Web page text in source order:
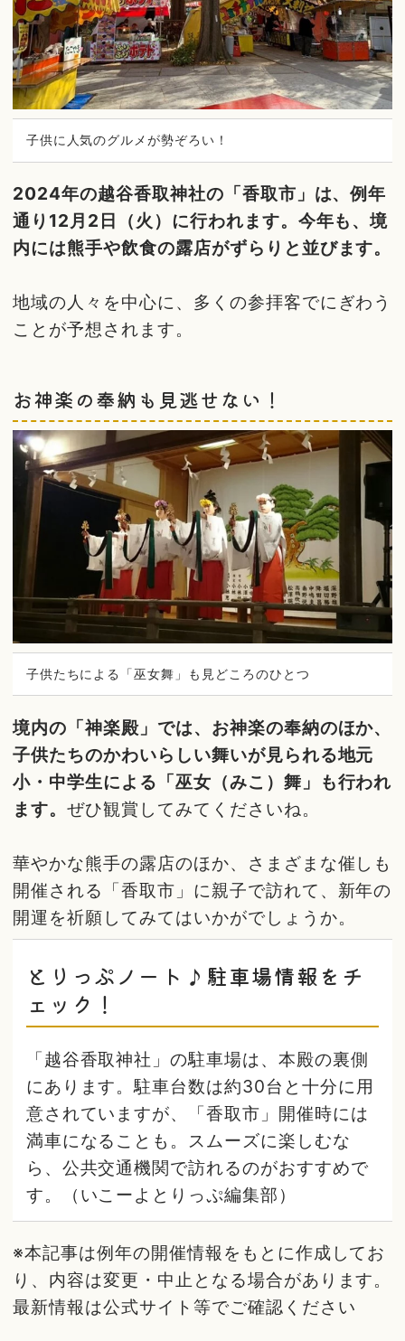
子供に人気のグルメが勢ぞろい！
2024年の越谷香取神社の「香取市」は、例年
通り12月2日（火）に行われます。今年も、境
内には熊手や飲食の露店がずらりと並びます。
地域の人々を中心に、多くの参拝客でにぎわう
ことが予想されます。
お神楽の奉納も見逃せない！
子供たちによる「巫女舞」も見どころのひとつ
境内の「神楽殿」では、お神楽の奉納のほか、
子供たちのかわいらしい舞いが見られる地元
小・中学生による「巫女（みこ）舞」も行われ
ます。ぜひ観賞してみてくださいね。
華やかな熊手の露店のほか、さまざまな催しも
開催される「香取市」に親子で訪れて、新年の
開運を祈願してみてはいかがでしょうか。
とりっぷノート♪駐車場情報をチ
ェック！
「越谷香取神社」の駐車場は、本殿の裏側
にあります。駐車台数は約30台と十分に用
意されていますが、「香取市」開催時には
満車になることも。スムーズに楽しむな
ら、公共交通機関で訪れるのがおすすめで
す。（いこーよとりっぷ編集部）
※本記事は例年の開催情報をもとに作成してお
り、内容は変更・中止となる場合があります。
最新情報は公式サイト等でご確認ください